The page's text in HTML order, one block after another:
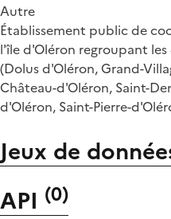
Autre
Établissement public de
l'île d'Oléron regroupant
(Dolus d'Oléron, Grand-
Château-d'Oléron, Saint-
d'Oléron, Saint-Pierre-
Jeux de
API (0)